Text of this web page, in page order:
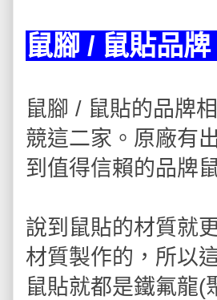
鼠腳 / 鼠貼品
鼠腳 / 鼠貼的品牌
競這二家。原廠有
到值得信賴的品牌
說到鼠貼的材質就
材質製作的，所以
鼠貼就都是鐵氟龍(